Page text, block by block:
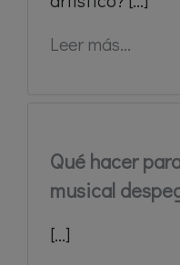
Leer más...
Qué hacer
musical
[...]